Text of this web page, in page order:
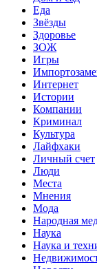
Еда
Звёзды
Здоровье
ЗОЖ
Игры
Интернет
Истории
Компании
Криминал
Культура
Лайфхаки
Личный счет
Люди
Места
Мнения
Мода
Народная
Наука
Наука и